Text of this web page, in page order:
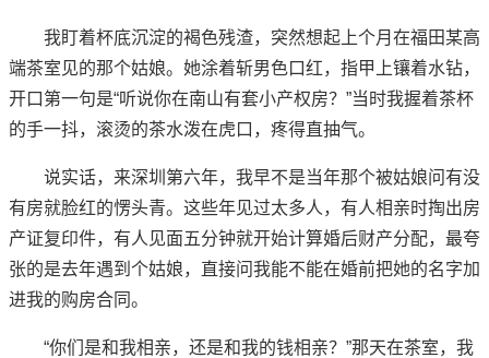
我盯着杯底沉淀的褐色残渣，突然想起上个月在福田某高
端茶室见的那个姑娘。她涂着斩男色口红，指甲上镶着水钻，
开口第一句是“听说你在南山有套小产权房？”当时我握着茶杯
的手一抖，滚烫的茶水泼在虎口，疼得直抽气。
说实话，来深圳第六年，我早不是当年那个被姑娘问有没
有房就脸红的愣头青。这些年见过太多人，有人相亲时掏出房
产证复印件，有人见面五分钟就开始计算婚后财产分配，最夸
张的是去年遇到个姑娘，直接问我能不能在婚前把她的名字加
进我的购房合同。
“你们是和我相亲，还是和我的钱相亲？”那天在茶室，我